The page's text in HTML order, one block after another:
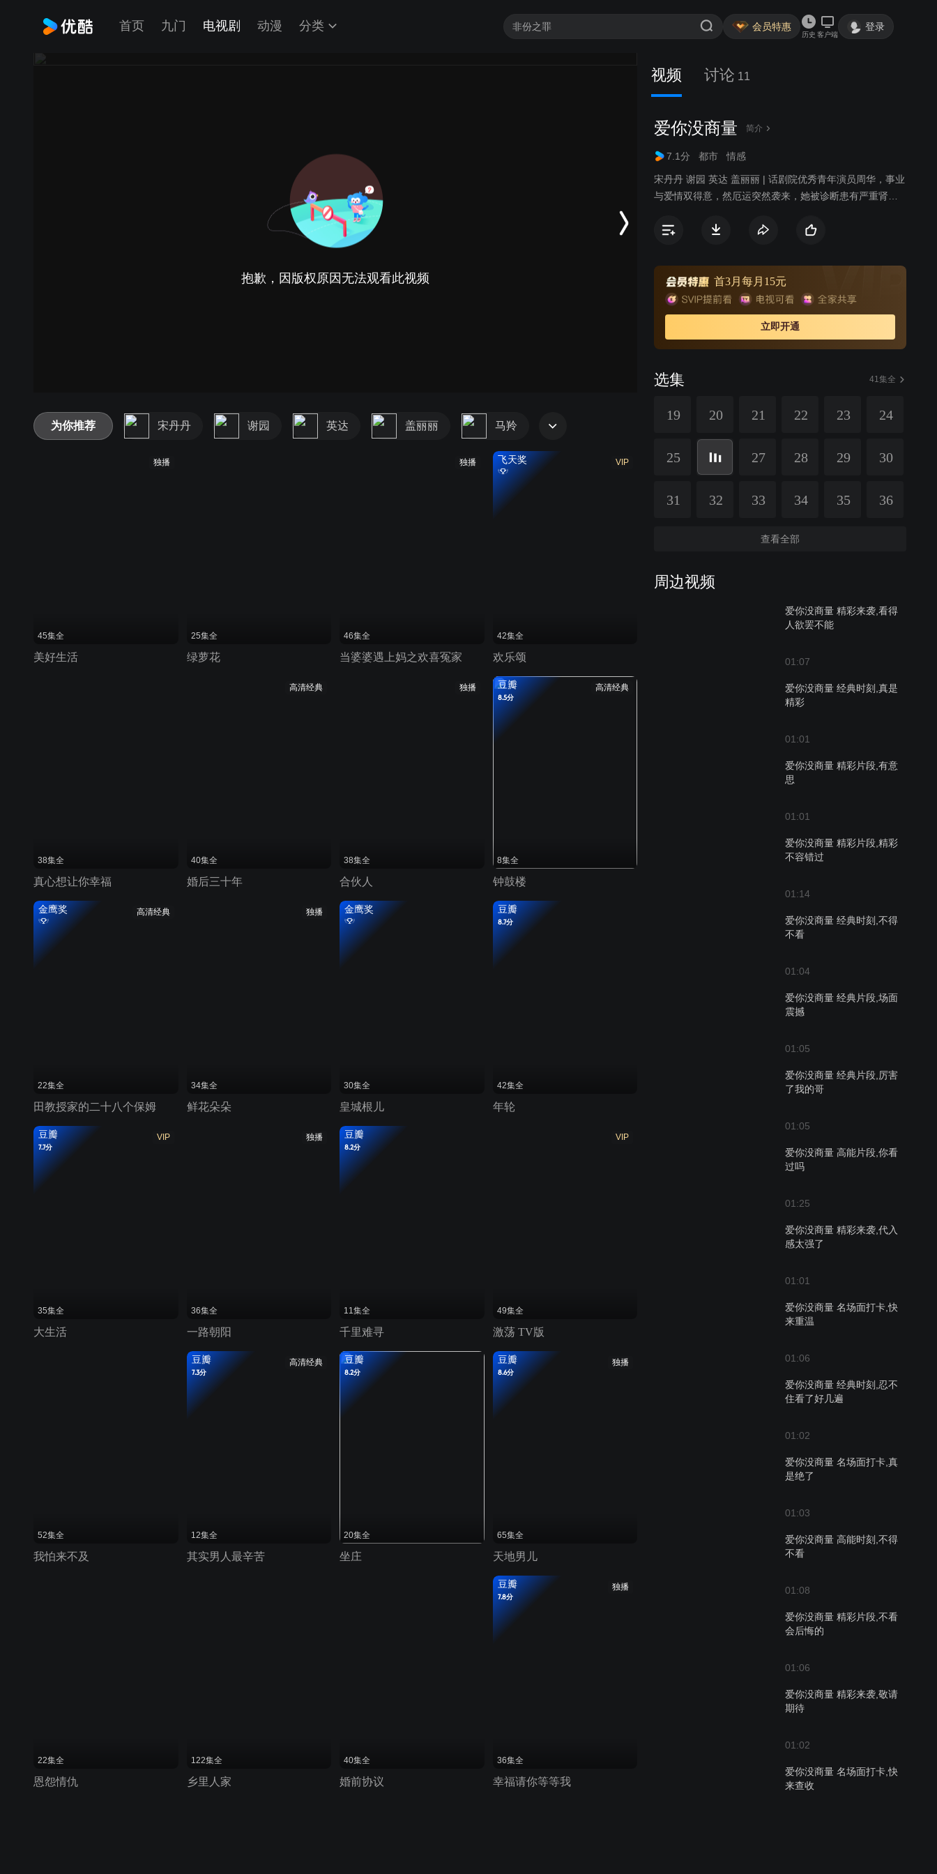
首页 九门 电视剧 动漫 分类 会员特惠
历史 客户端
登录
抱歉，因版权原因无法观看此视频
视频 讨论 11
爱你没商量 简介
7.1分 都市 情感
宋丹丹 谢园 英达 盖丽丽 | 话剧院优秀青年演员周华，事业
与爱情双得意，然厄运突然袭来，她被诊断患有严重肾
华邂逅耿直忠厚的出租车司机高强。经过一段时间交往，
在接送周华的途中不慎发生车祸，导致周华的学生苏蓓车
祸身亡。这起事件导致高强的婚姻破裂，他本人也被拘
留，不过却使周华和高强走得更近。
首3月每月15元
立即开通
选集 41集全
19 20 21 22 23 24
25 27 28 29 30
31 32 33 34 35 36
查看全部
周边视频
爱你没商量 精彩来袭,看得
人欲罢不能
01:07
爱你没商量 经典时刻,真是
精彩
01:01
爱你没商量 精彩片段,有意
思
01:01
爱你没商量 精彩片段,精彩
不容错过
01:14
爱你没商量 经典时刻,不得
不看
01:04
爱你没商量 经典片段,场面
震撼
01:05
爱你没商量 经典片段,厉害
了我的哥
01:05
爱你没商量 高能片段,你看
过吗
01:25
爱你没商量 精彩来袭,代入
感太强了
01:01
爱你没商量 名场面打卡,快
来重温
01:06
爱你没商量 经典时刻,忍不
住看了好几遍
01:02
爱你没商量 名场面打卡,真
是绝了
01:03
爱你没商量 高能时刻,不得
不看
01:08
爱你没商量 精彩片段,不看
会后悔的
01:06
爱你没商量 精彩来袭,敬请
期待
01:02
爱你没商量 名场面打卡,快
来查收
为你推荐 宋丹丹 谢园 英达 盖丽丽 马羚
独播
45集全
美好生活
25集全
绿萝花
独播
46集全
当婆婆遇上妈之欢喜冤家
VIP
飞天奖
42集全
欢乐颂
38集全
真心想让你幸福
高清经典
40集全
婚后三十年
独播
38集全
合伙人
高清经典
豆瓣
8.5分
8集全
钟鼓楼
高清经典
金鹰奖
22集全
田教授家的二十八个保姆
独播
34集全
鲜花朵朵
金鹰奖
30集全
皇城根儿
豆瓣
8.7分
42集全
年轮
VIP
豆瓣
7.7分
35集全
大生活
独播
36集全
一路朝阳
豆瓣
8.2分
11集全
千里难寻
VIP
49集全
激荡 TV版
52集全
我怕来不及
高清经典
豆瓣
7.3分
12集全
其实男人最辛苦
豆瓣
8.2分
20集全
坐庄
独播
豆瓣
8.6分
65集全
天地男儿
22集全
恩怨情仇
122集全
乡里人家
40集全
婚前协议
独播
豆瓣
7.8分
36集全
幸福请你等等我